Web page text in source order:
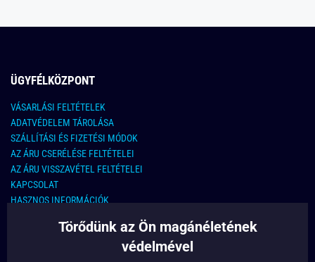
ÜGYFÉLKÖZPONT
VÁSARLÁSI FELTÉTELEK
ADATVÉDELEM TÁROLÁSA
SZÁLLÍTÁSI ÉS FIZETÉSI MÓDOK
AZ ÁRU CSERÉLÉSE FELTÉTELEI
AZ ÁRU VISSZAVÉTEL FELTÉTELEI
KAPCSOLAT
HASZNOS INFORMÁCIÓK
KAPCSOLATTörődünk az Ön magánéletének
védelmével